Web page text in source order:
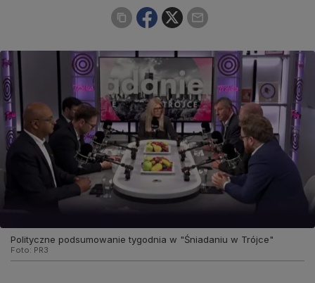
Polityczne podsumowanie tygodnia w "Śniadaniu w Trójce"
Foto: PR3